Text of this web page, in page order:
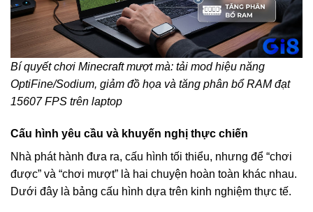
Bí quyết chơi Minecraft mượt mà: tải mod hiệu năng
OptiFine/Sodium, giảm đồ họa và tăng phân bổ RAM đạt
15607 FPS trên laptop
Cấu hình yêu cầu và khuyến nghị thực chiến
Nhà phát hành đưa ra, cấu hình tối thiểu, nhưng để “chơi
được” và “chơi mượt” là hai chuyện hoàn toàn khác nhau.
Dưới đây là bảng cấu hình dựa trên kinh nghiệm thực tế.